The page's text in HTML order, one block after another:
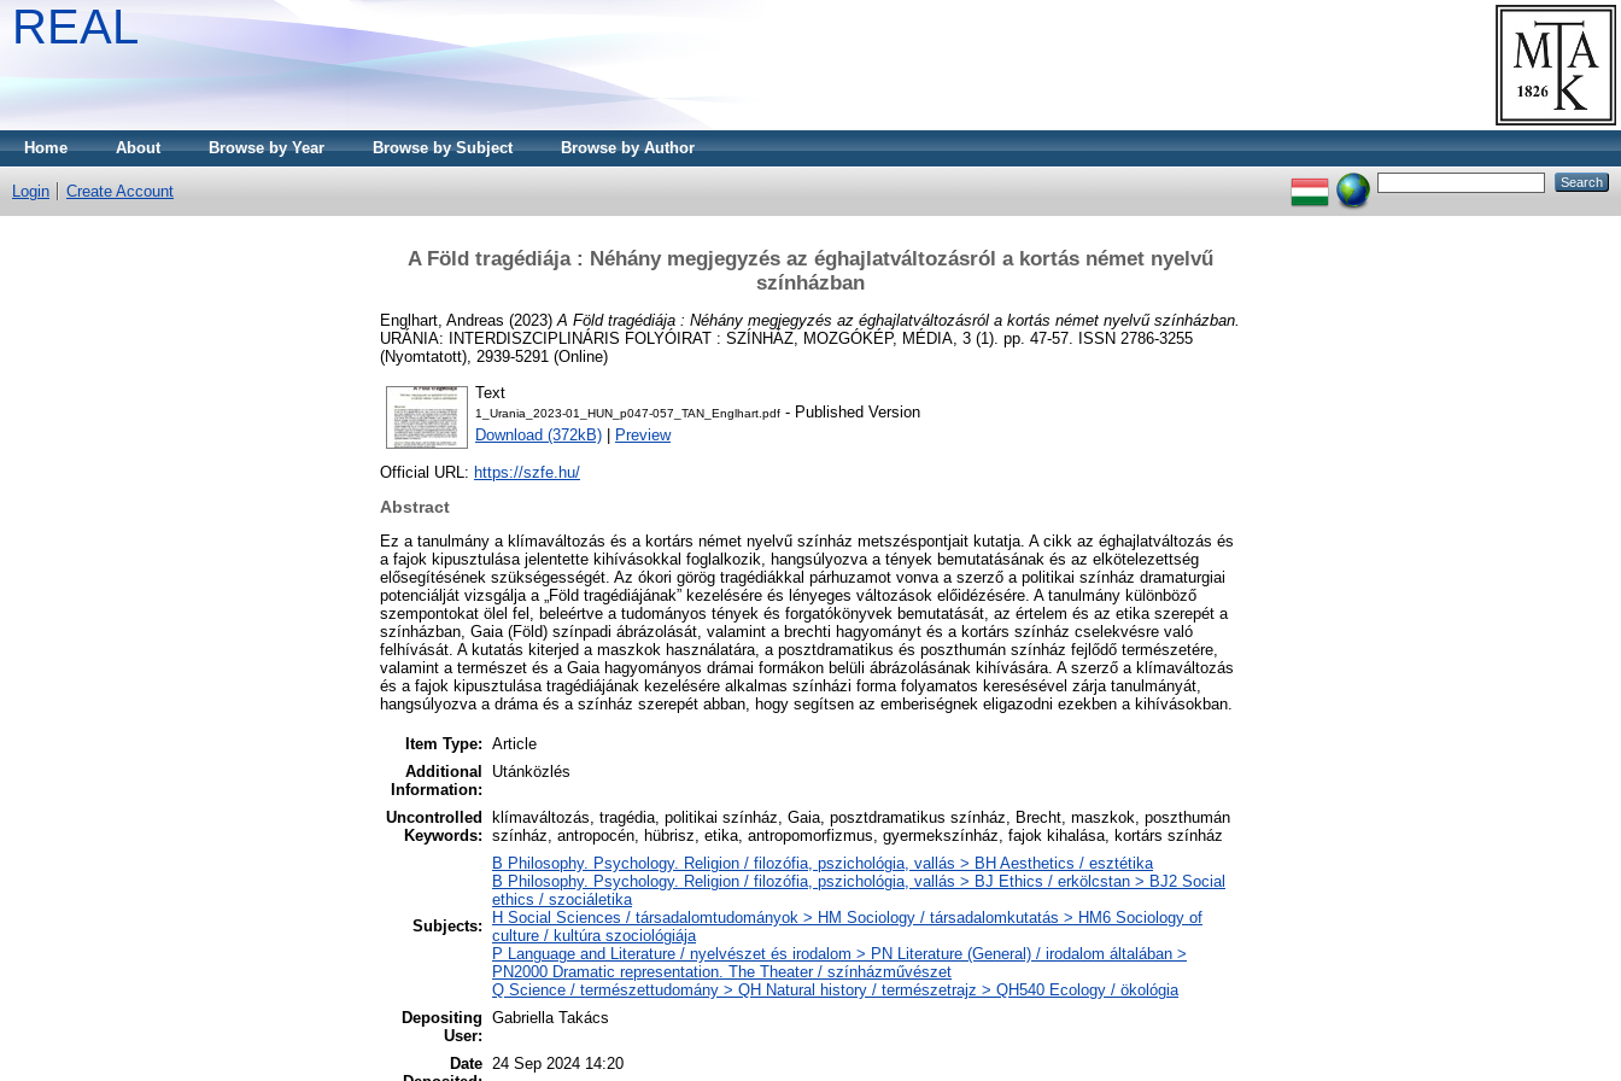
REAL
Home About Browse by Year Browse by Subject Browse by Author
Login Create Account
A Föld tragédiája : Néhány megjegyzés az éghajlatváltozásról a kortás német nyelvű
színházban
Englhart, Andreas (2023) A Föld tragédiája : Néhány megjegyzés az éghajlatváltozásról a kortás német nyelvű színházban.
URÁNIA: INTERDISZCIPLINÁRIS FOLYÓIRAT : SZÍNHÁZ, MOZGÓKÉP, MÉDIA, 3 (1). pp. 47-57. ISSN 2786-3255
(Nyomtatott), 2939-5291 (Online)
Text
1_Urania_2023-01_HUN_p047-057_TAN_Englhart.pdf - Published Version
Download (372kB)
Preview
Official URL: https://szfe.hu/
Abstract
Ez a tanulmány a klímaváltozás és a kortárs német nyelvű színház metszéspontjait kutatja. A cikk az éghajlatváltozás és
a fajok kipusztulása jelentette kihívásokkal foglalkozik, hangsúlyozva a tények bemutatásának és az elkötelezettség
elősegítésének szükségességét. Az ókori görög tragédiákkal párhuzamot vonva a szerző a politikai színház dramaturgiai
potenciálját vizsgálja a „Föld tragédiájának” kezelésére és lényeges változások előidézésére. A tanulmány különböző
szempontokat ölel fel, beleértve a tudományos tények és forgatókönyvek bemutatását, az értelem és az etika szerepét a
színházban, Gaia (Föld) színpadi ábrázolását, valamint a brechti hagyományt és a kortárs színház cselekvésre való
felhívását. A kutatás kiterjed a maszkok használatára, a posztdramatikus és poszthumán színház fejlődő természetére,
valamint a természet és a Gaia hagyományos drámai formákon belüli ábrázolásának kihívására. A szerző a klímaváltozás
és a fajok kipusztulása tragédiájának kezelésére alkalmas színházi forma folyamatos keresésével zárja tanulmányát,
hangsúlyozva a dráma és a színház szerepét abban, hogy segítsen az emberiségnek eligazodni ezekben a kihívásokban.
Item Type: Article
Additional
Information:
Utánközlés
Uncontrolled
Keywords:
klímaváltozás, tragédia, politikai színház, Gaia, posztdramatikus színház, Brecht, maszkok, poszthumán
színház, antropocén, hübrisz, etika, antropomorfizmus, gyermekszínház, fajok kihalása, kortárs színház
Subjects:
B Philosophy. Psychology. Religion / filozófia, pszichológia, vallás > BH Aesthetics / esztétika
B Philosophy. Psychology. Religion / filozófia, pszichológia, vallás > BJ Ethics / erkölcstan > BJ2 Social
ethics / szociáletika
H Social Sciences / társadalomtudományok > HM Sociology / társadalomkutatás > HM6 Sociology of
culture / kultúra szociológiája
P Language and Literature / nyelvészet és irodalom > PN Literature (General) / irodalom általában >
PN2000 Dramatic representation. The Theater / színházművészet
Q Science / természettudomány > QH Natural history / természetrajz > QH540 Ecology / ökológia
Depositing
User:
Gabriella Takács
Date 24 Sep 2024 14:20